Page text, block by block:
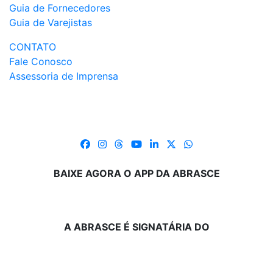
Guia de Fornecedores
Guia de Varejistas
CONTATO
Fale Conosco
Assessoria de Imprensa
BAIXE AGORA O APP DA ABRASCE
A ABRASCE É SIGNATÁRIA DO